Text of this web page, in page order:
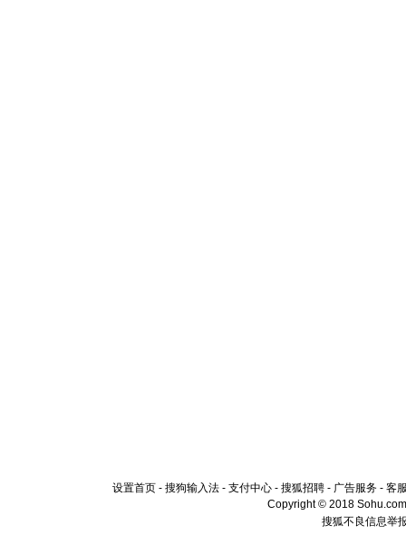
设置首页 - 搜狗输入法 - 支付中心 - 搜狐招聘 - 广告服务 - 客
Copyright © 2018
搜狐不良信息举